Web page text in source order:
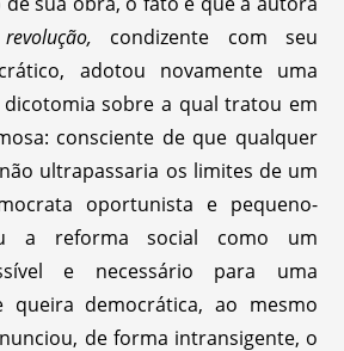
condizente com seu
adotou novamente uma
sobre a qual tratou em
consciente de que qualquer
ultrapassaria os limites de um
oportunista e pequeno-
a reforma social como um
e necessário para uma
queira democrática, ao mesmo
de forma intransigente, o